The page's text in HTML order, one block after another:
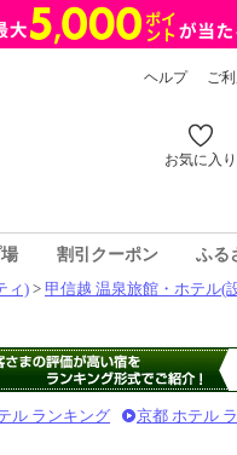
ヘルプ ご
お気に入り
割引クーポン ふる
ィ)> 甲信越 温泉旅館・ホテル(
ル ランキング 京都 ホテル